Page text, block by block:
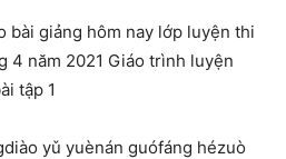
bài giảng hôm nay lớp luyện thi
4 năm 2021 Giáo trình luyện
tập 1
yǔ yuènán guófáng hézuò